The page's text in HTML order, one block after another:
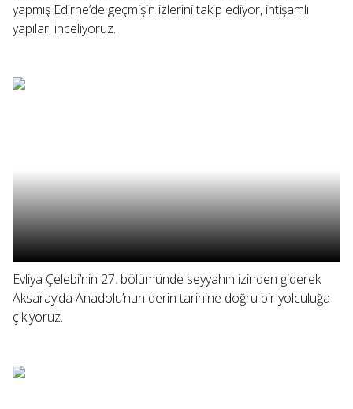
yapmış Edirne’de geçmişin izlerini takip ediyor, ihtişamlı
yapıları inceliyoruz.
Evliya Çelebi’nin 27. bölümünde seyyahın izinden giderek
Aksaray’da Anadolu’nun derin tarihine doğru bir yolculuğa
çıkıyoruz.